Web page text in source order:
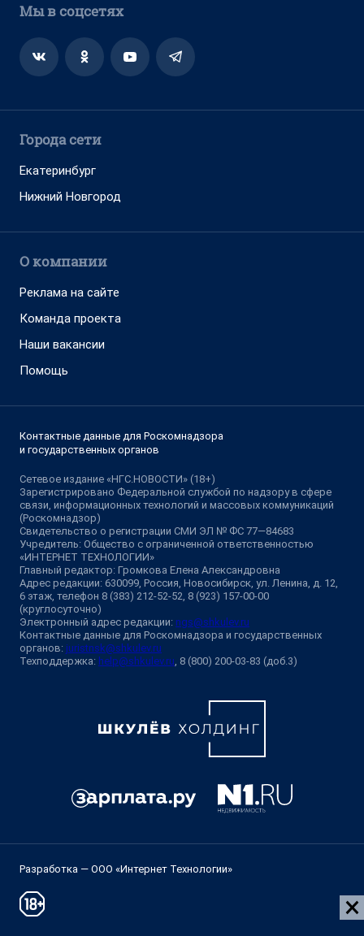
Мы в соцсетях
Города сети
Екатеринбург
Нижний Новгород
О компании
Реклама на сайте
Команда проекта
Наши вакансии
Помощь
Контактные данные для Роскомнадзора
и государственных органов
Сетевое издание «НГС.НОВОСТИ» (18+)
Зарегистрировано Федеральной службой по надзору в сфере
связи, информационных технологий и массовых коммуникаций
(Роскомнадзор)
Свидетельство о регистрации СМИ ЭЛ № ФС 77—84683
Учредитель: Общество с ограниченной ответственностью
«ИНТЕРНЕТ ТЕХНОЛОГИИ»
Главный редактор: Громкова Елена Александровна
Адрес редакции: 630099, Россия, Новосибирск, ул. Ленина, д. 12,
6 этаж, телефон 8 (383) 212-52-52, 8 (923) 157-00-00
(круглосуточно)
Электронный адрес редакции: ngs@shkulev.ru
Контактные данные для Роскомнадзора и государственных
органов: juristnsk@shkulev.ru
Техподдержка: help@shkulev.ru , 8 (800) 200-03-83 (доб.3)
Разработка — ООО «Интернет Технологии»